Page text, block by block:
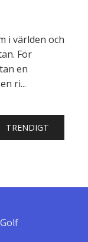
i världen och
För
en
ri...
TRENDIGT
Golf